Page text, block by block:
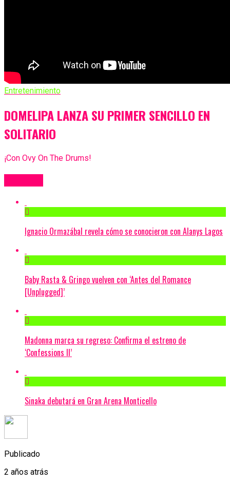
Entretenimiento
DOMELIPA LANZA SU PRIMER SENCILLO EN
SOLITARIO
¡Con Ovy On The Drums!
Ignacio Ormazábal revela cómo se conocieron con Alanys Lagos
Baby Rasta & Gringo vuelven con ‘Antes del Romance
[Unplugged]’
Madonna marca su regreso: Confirma el estreno de
‘Confessions II’
Sinaka debutará en Gran Arena Monticello
Publicado
2 años atrás